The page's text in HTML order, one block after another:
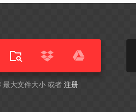
最大文件大小 或者 注册